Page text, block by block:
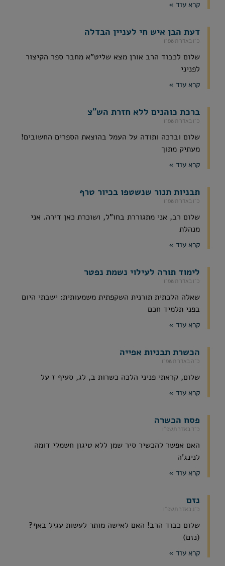
קרא עוד »
דעת הבן איש חי לעניין הבדלה
כ״ו באדר תשפ״ו
שלום לכבוד הרב אורן מצא שליט"א מחבר ספר הקיצור
לפניני
קרא עוד »
ברכת כוהנים ללא חזרת הש"צ
כ״ו באדר תשפ״ו
שלום וברכה ותודה על העמל בהוצאת הספרים החשובים!
מעתיק מתוך
קרא עוד »
תבניות תנור שנשטפו בכיור טרף
כ״ו באדר תשפ״ו
שלום רב, אני מתגוררת בחו"ל, ושוכרת כאן דירה. אני
מנהלת
קרא עוד »
לימוד תורה לעילוי נשמת נפטר
כ״ו באדר תשפ״ו
שאלה הלכתית תורנית השקפתית משמעותית: ישבתי היום
בפני תלמיד חכם
קרא עוד »
הכשרת תבניות אפייה
כ״ה באדר תשפ״ו
שלום, קראתי פניני הלכה כשרות ב, לג, סעיף ז על
קרא עוד »
פסח הכשרה
כ״ד באדר תשפ״ו
האם אפשר להכשיר סיר שמן ללא טיגון חשמלי דומה
לנינג'ה
קרא עוד »
נזם
כ״ג באדר תשפ״ו
שלום כבוד הרב! האם לאישה מותר לעשות עגיל באף?
(נזם)
קרא עוד »